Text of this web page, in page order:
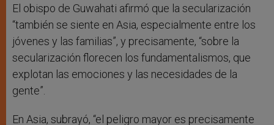
El obispo de Guwahati afirmó que la secularización
“también se siente en Asia, especialmente entre los
jóvenes y las familias”, y precisamente, “sobre la
secularización florecen los fundamentalismos, que
explotan las emociones y las necesidades de la
gente”.
En Asia, subrayó, “el peligro mayor es precisamente